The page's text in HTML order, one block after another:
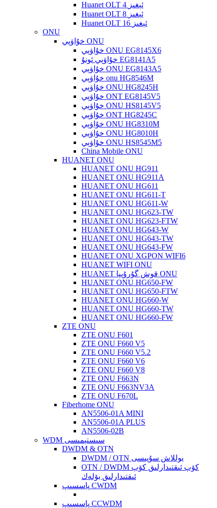
Huanet OLT 4 ئېغىز
Huanet OLT 8 ئېغىز
Huanet OLT 16 ئېغىز
ONU
خۇاۋېي ONU
خۇاۋېي ONU EG8145X6
خۇاۋېي ئونۇ EG8141A5
خۇاۋېي ONU EG8143A5
خۇاۋېي onu HG8546M
خۇاۋېي ONU HG8245H
خۇاۋېي ONT EG8145V5
خۇاۋېي ONU HS8145V5
خۇاۋېي ONT HG8245C
خۇاۋېي ONU HG8310M
خۇاۋېي ONU HG8010H
خۇاۋېي ONU HS8545M5
China Mobile ONU
HUANET ONU
HUANET ONU HG911
HUANET ONU HG911A
HUANET ONU HG611
HUANET ONU HG611-T
HUANET ONU HG611-W
HUANET ONU HG623-TW
HUANET ONU HG623-FTW
HUANET ONU HG643-W
HUANET ONU HG643-TW
HUANET ONU HG643-FW
HUANET ONU XGPON WIFI6
HUANET WIFI ONU
HUANET قوش گۇرۇپپا ONU
HUANET ONU HG650-FW
HUANET ONU HG650-FTW
HUANET ONU HG660-W
HUANET ONU HG660-TW
HUANET ONU HG660-FW
ZTE ONU
ZTE ONU F601
ZTE ONU F660 V5
ZTE ONU F660 V5.2
ZTE ONU F660 V6
ZTE ONU F660 V8
ZTE ONU F663N
ZTE ONU F663NV3A
ZTE ONU F670L
Fiberhome ONU
AN5506-01A MINI
AN5506-01A PLUS
AN5506-02B
WDM سىستېمىسى
DWDM & OTN
DWDM / OTN يوللاش سۇپىسى
OTN / DWDM كۆپ ئىقتىدارلىق كۆپ
ئىقتىدارلىق بۆلەك
پاسسىپ CWDM
پاسسىپ CCWDM